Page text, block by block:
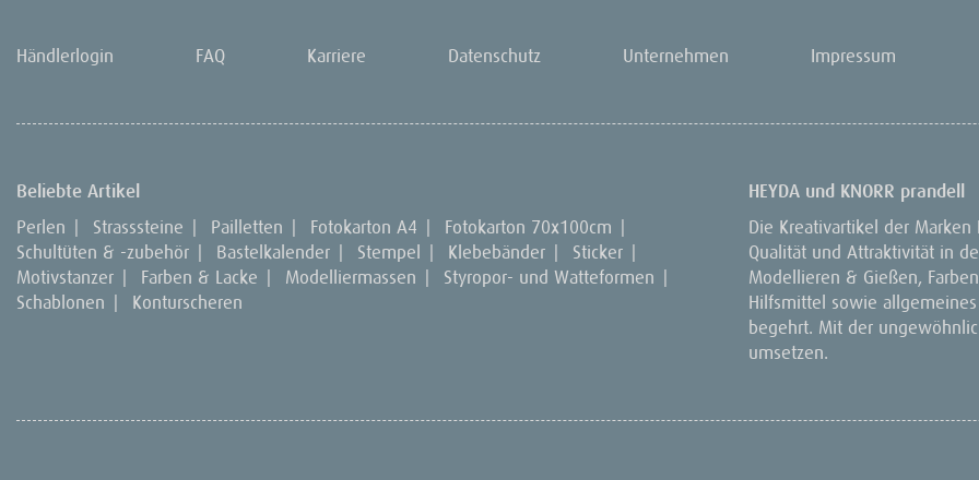
Händlerlogin FAQ Karriere Datenschutz Unternehmen Impressum
Beliebte Artikel
Perlen Strasssteine Pailletten Fotokarton A4 Fotokarton 70x100cm
Schultüten & -zubehör
Bastelkalender Stempel Klebebänder Sticker
Motivstanzer
Farben & Lacke Modelliermassen Styropor- und Watteformen
Schablonen
Konturscheren
HEYDA und KNORR prandell
Die Kreativartikel der Marken
Qualität und Attraktivität in
Modellieren & Gießen,
Hilfsmittel sowie
begehrt. Mit der
umsetzen.